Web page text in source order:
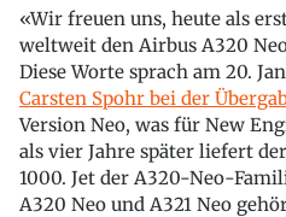
«Wir freuen uns, heute als
weltweit den Airbus A320
Diese Worte sprach am 20.
Carsten Spohr bei der
Version Neo, was für New
als vier Jahre später liefert
1000. Jet der A320-Neo-
A320 Neo und A321 Neo